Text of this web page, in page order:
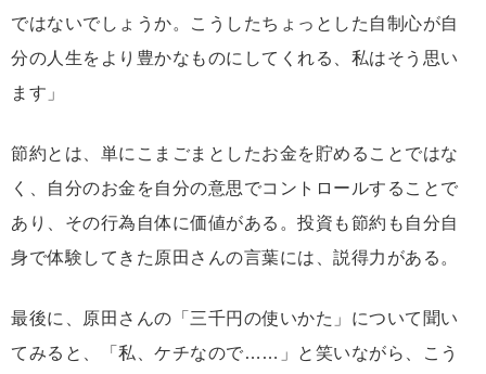
ではないでしょうか。こうしたちょっとした自制心が自
分の人生をより豊かなものにしてくれる、私はそう思い
ます」
節約とは、単にこまごまとしたお金を貯めることではな
く、自分のお金を自分の意思でコントロールすることで
あり、その行為自体に価値がある。投資も節約も自分自
身で体験してきた原田さんの言葉には、説得力がある。
最後に、原田さんの「三千円の使いかた」について聞い
てみると、「私、ケチなので……」と笑いながら、こう